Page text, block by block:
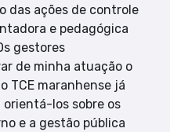
das ações de controle
e pedagógica
gestores
de minha atuação o
TCE maranhense já
los sobre os
e a gestão pública